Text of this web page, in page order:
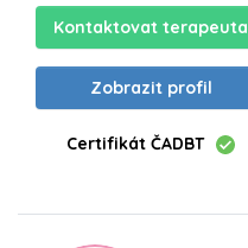
Kontaktovat terapeuta
Zobrazit profil
Certifikát ČADBT